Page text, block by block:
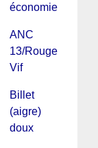
économie
ANC
13/Rouge
Vif
Billet
(aigre)
doux